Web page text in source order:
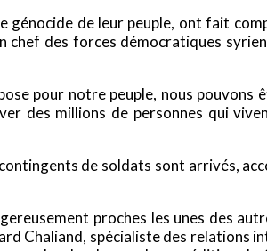
génocide de leur peuple, ont fait
chef des forces démocratiques
pour notre peuple, nous pouvons
des millions de personnes qui
de soldats sont arrivés,
proches les unes des
Chaliand, spécialiste des relations